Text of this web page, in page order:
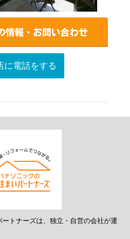
に電話をする
トナーズは、独立・自営の会社が運